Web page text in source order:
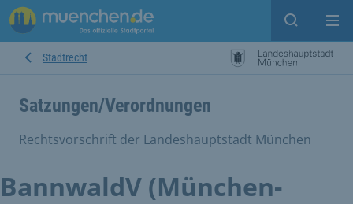
Suche
Stadtrecht
Satzungen/Verordnungen
Rechtsvorschrift der Landeshauptstadt München
BannwaldV (München-